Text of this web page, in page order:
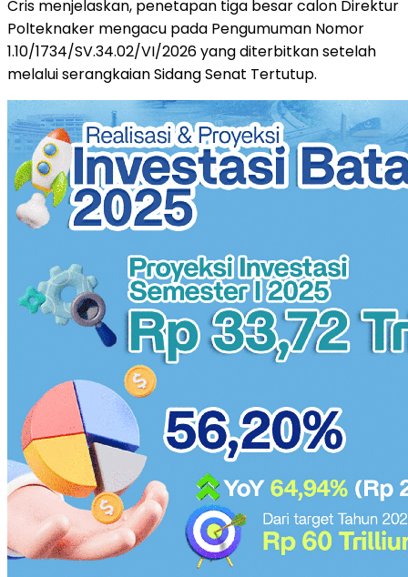
Cris menjelaskan, penetapan tiga besar calon Direktur
Polteknaker mengacu pada Pengumuman Nomor
1.10/1734/SV.34.02/VI/2026 yang diterbitkan setelah
melalui serangkaian Sidang Senat Tertutup.